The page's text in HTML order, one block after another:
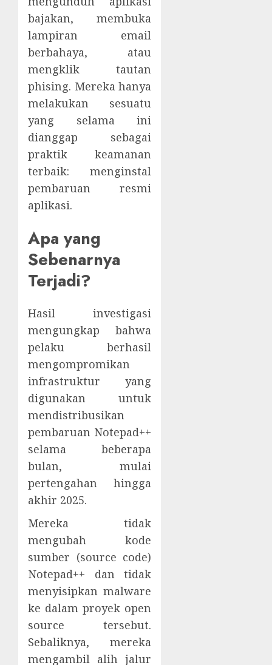
bajakan, membuka
lampiran email
berbahaya, atau
mengklik tautan
phising. Mereka hanya
melakukan sesuatu
yang selama ini
dianggap sebagai
praktik keamanan
terbaik: menginstal
pembaruan resmi
aplikasi.
Apa yang
Sebenarnya
Terjadi?
Hasil investigasi
mengungkap bahwa
pelaku berhasil
mengompromikan
infrastruktur yang
digunakan untuk
mendistribusikan
pembaruan Notepad++
selama beberapa
bulan, mulai
pertengahan hingga
akhir 2025.
Mereka tidak
mengubah kode
sumber (source code)
Notepad++ dan tidak
menyisipkan malware
ke dalam proyek open
source tersebut.
Sebaliknya, mereka
mengambil alih jalur